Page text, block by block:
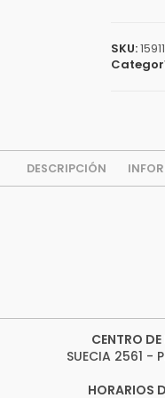
SKU:
DESCRIPCIÓN
CENTRO DE
SUECIA 2561 -
HORARIOS